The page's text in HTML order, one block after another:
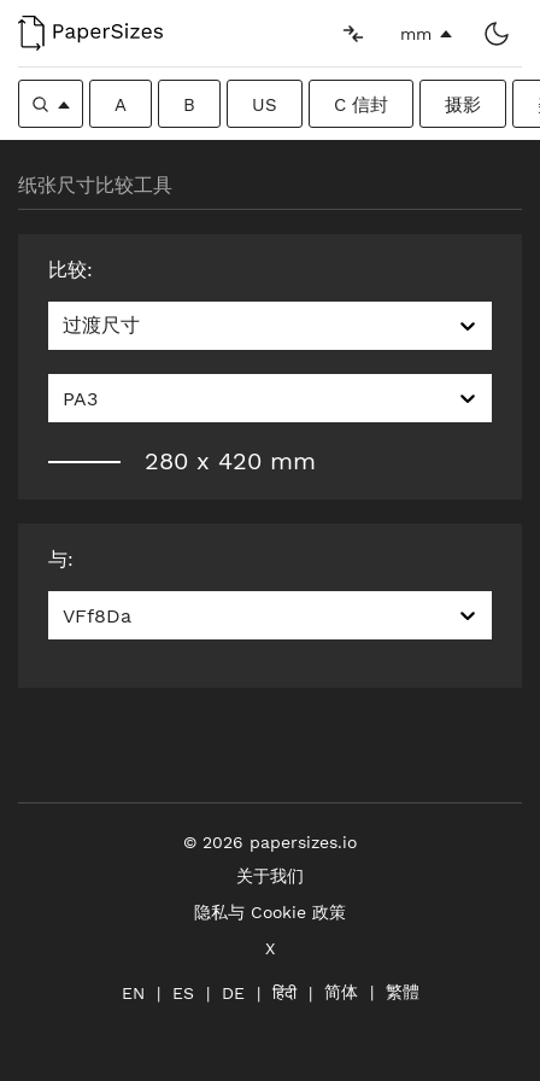
mm
A B US C 信封 摄影
纸张尺寸比较工具
比较:
过渡尺寸
PA3
280 x 420 mm
与:
VFf8Da
© 2026 papersizes.io
关于我们
隐私与 Cookie 政策
X
EN ES DE हिंदी 简体 繁體